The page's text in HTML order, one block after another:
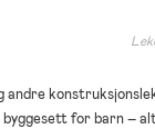
andre
byggesett for barn –